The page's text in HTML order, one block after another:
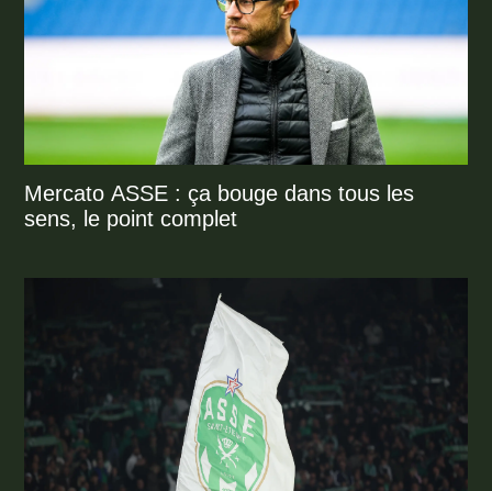
Mercato ASSE : ça bouge dans tous les
sens, le point complet